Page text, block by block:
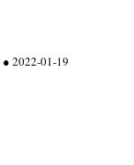
● 2022-01-19